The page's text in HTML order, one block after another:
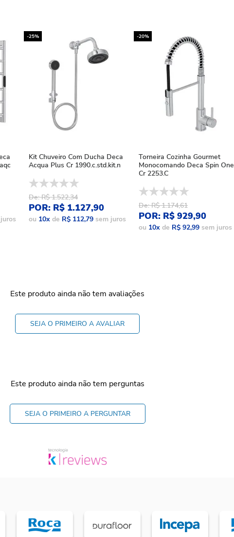
-25%
Kit Chuveiro Com Ducha Deca
Acqua Plus Cr 1990.c.std.kit.n
De: R$ 1.522,34
POR: R$ 1.127,90
ou 10x de R$ 112,79 sem juros
-20%
Torneira Cozinha Gourmet
Monocomando Deca Spin One
Cr 2253.C
De: R$ 1.174,61
POR: R$ 929,90
ou 10x de R$ 92,99 sem juros
Este produto ainda não tem avaliações
SEJA O PRIMEIRO A AVALIAR
Este produto ainda não tem perguntas
SEJA O PRIMEIRO A PERGUNTAR